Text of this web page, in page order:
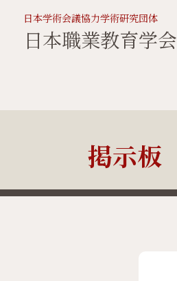
日本学術会議協力学術研究団体
日本職業教育学会
掲示板